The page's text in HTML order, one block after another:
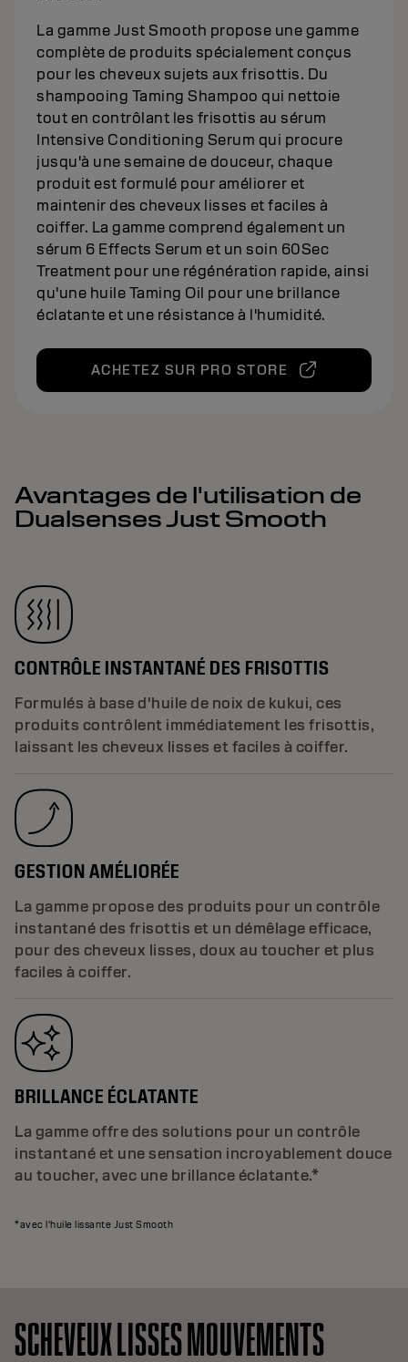
La gamme Just Smooth propose une gamme
complète de produits spécialement conçus
pour les cheveux sujets aux frisottis. Du
shampooing Taming Shampoo qui nettoie
tout en contrôlant les frisottis au sérum
Intensive Conditioning Serum qui procure
jusqu'à une semaine de douceur, chaque
produit est formulé pour améliorer et
maintenir des cheveux lisses et faciles à
coiffer. La gamme comprend également un
sérum 6 Effects Serum et un soin 60Sec
Treatment pour une régénération rapide, ainsi
qu'une huile Taming Oil pour une brillance
éclatante et une résistance à l'humidité.
ACHETEZ SUR PRO STORE
Avantages de l'utilisation de
Dualsenses Just Smooth
CONTRÔLE INSTANTANÉ DES FRISOTTIS
Formulés à base d'huile de noix de kukui, ces
produits contrôlent immédiatement les frisottis,
laissant les cheveux lisses et faciles à coiffer.
GESTION AMÉLIORÉE
La gamme propose des produits pour un contrôle
instantané des frisottis et un démêlage efficace,
pour des cheveux lisses, doux au toucher et plus
faciles à coiffer.
BRILLANCE ÉCLATANTE
La gamme offre des solutions pour un contrôle
instantané et une sensation incroyablement douce
au toucher, avec une brillance éclatante.*
*avec l'huile lissante Just Smooth
SCHEVEUX LISSES MOUVEMENTS